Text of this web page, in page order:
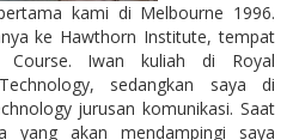
kami di Melbourne 1996.
ke Hawthorn Institute, tempat
Course. Iwan kuliah di Royal
sedangkan saya di
jurusan komunikasi. Saat
yang akan mendampingi saya